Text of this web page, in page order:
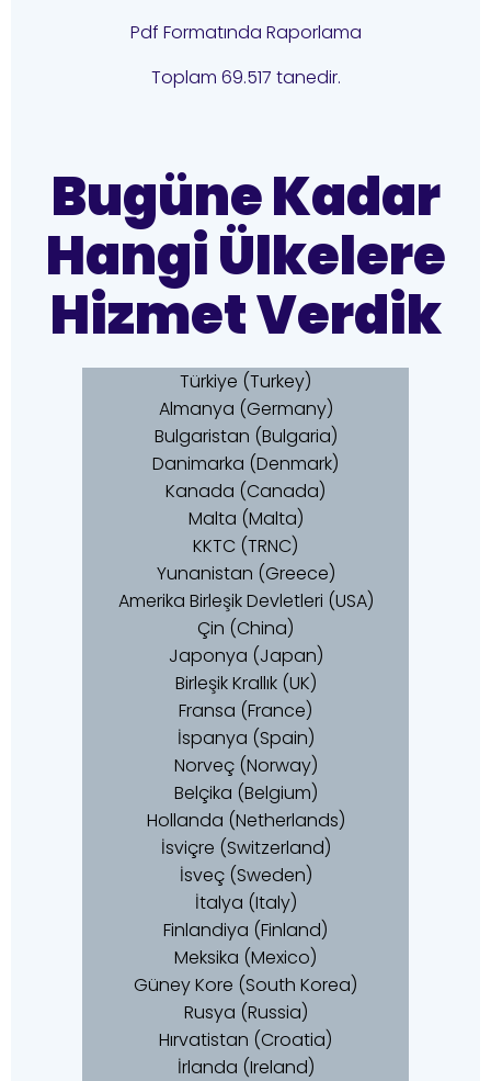
Pdf Formatında Raporlama
Toplam 69.517 tanedir.
Bugüne Kadar
Hangi Ülkelere
Hizmet Verdik
Türkiye (Turkey)
Almanya (Germany)
Bulgaristan (Bulgaria)
Danimarka (Denmark)
Kanada (Canada)
Malta (Malta)
KKTC (TRNC)
Yunanistan (Greece)
Amerika Birleşik Devletleri (USA)
Çin (China)
Japonya (Japan)
Birleşik Krallık (UK)
Fransa (France)
İspanya (Spain)
Norveç (Norway)
Belçika (Belgium)
Hollanda (Netherlands)
İsviçre (Switzerland)
İsveç (Sweden)
İtalya (Italy)
Finlandiya (Finland)
Meksika (Mexico)
Güney Kore (South Korea)
Rusya (Russia)
Hırvatistan (Croatia)
İrlanda (Ireland)